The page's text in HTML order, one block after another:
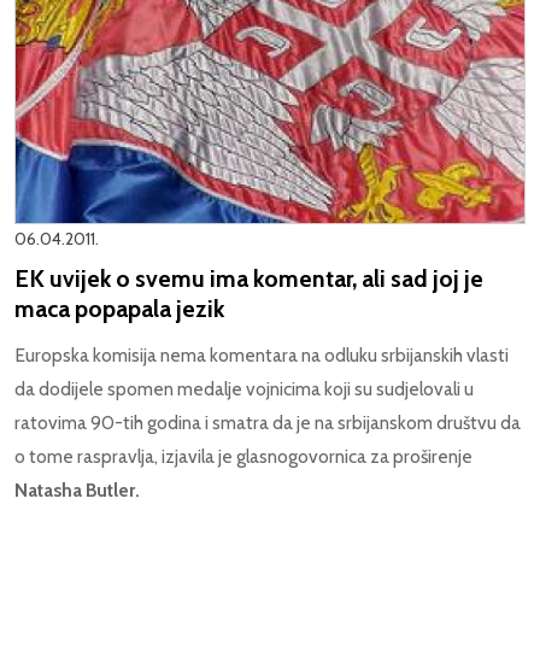
06.04.2011.
EK uvijek o svemu ima komentar, ali sad joj je
maca popapala jezik
Europska komisija nema komentara na odluku srbijanskih vlasti
da dodijele spomen medalje vojnicima koji su sudjelovali u
ratovima 90-tih godina i smatra da je na srbijanskom društvu da
o tome raspravlja, izjavila je glasnogovornica za proširenje
Natasha Butler.